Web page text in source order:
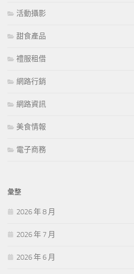
活動攝影
甜食產品
禮服租借
網路行銷
網路資訊
美食情報
電子商務
彙整
2026 年 8 月
2026 年 7 月
2026 年 6 月